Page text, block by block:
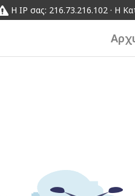
Η IP σας: 216.73.216.102 · Η